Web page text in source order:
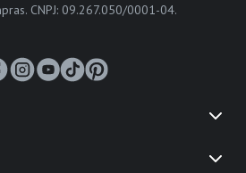
CNPJ: 09.267.050/0001-04.